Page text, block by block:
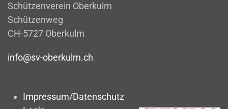
Schützenverein Oberkulm
Schützenweg
CH-5727 Oberkulm
info@sv-oberkulm.ch
Impressum/Datenschutz